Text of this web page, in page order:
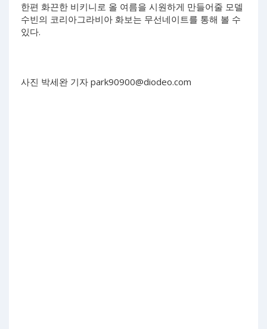
한편 화끈한 비키니로 올 여름을 시원하게 만들어줄 모델
수빈의 코리아그라비아 화보는 무선네이트를 통해 볼 수
있다.
사진 박세완 기자 park90900@diodeo.com